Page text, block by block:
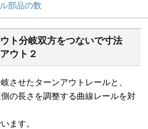
部品の数
ト分岐双方をつないで寸法
ウト２
させたターンアウトレールと、
の長さを調整する曲線レールを対
ます。